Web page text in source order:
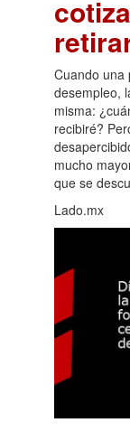
Cuando una
desempleo,
misma:
recibiré?
mucho
que se
Lado.mx